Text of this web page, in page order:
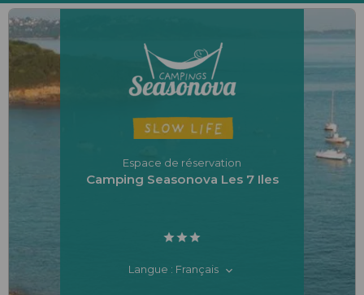
Espace de réservation
Camping Seasonova Les 7 Iles
Langue : Français